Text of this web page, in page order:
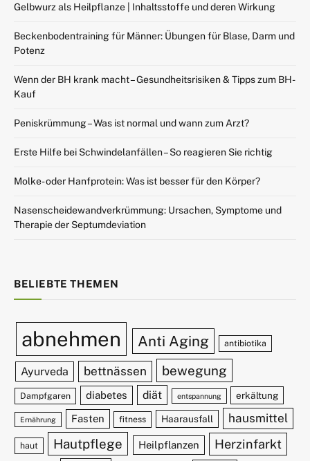
Gelbwurz als Heilpflanze | Inhaltsstoffe und deren Wirkung
Beckenbodentraining für Männer: Übungen für Blase, Darm und
Potenz
Wenn der BH krank macht – Gesundheitsrisiken & Tipps zum BH-
Kauf
Peniskrümmung – Was ist normal und wann zum Arzt?
Erste Hilfe bei Schwindelanfällen – So reagieren Sie richtig
Molke- oder Hanfprotein: Was ist besser für den Körper?
Nasenscheidewandverkrümmung: Ursachen, Symptome und
Therapie der Septumdeviation
BELIEBTE THEMEN
abnehmen Anti Aging antibiotika
Ayurveda bettnässen bewegung
Dampfgaren diabetes diät entspannung erkältung
Ernährung Fasten fitness Haarausfall hausmittel
haut Hautpflege Heilpflanzen Herzinfarkt